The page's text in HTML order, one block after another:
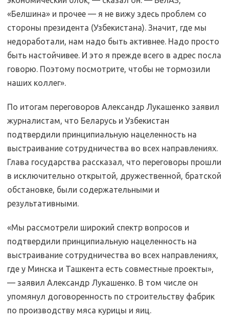
«Белшина» и прочее — я не вижу здесь проблем со
стороны президента (Узбекистана). Значит, где мы
недоработали, нам надо быть активнее. Надо просто
быть настойчивее. И это я прежде всего в адрес посла
говорю. Поэтому посмотрите, чтобы не тормозили
наших коллег».
По итогам переговоров Александр Лукашенко заявил
журналистам, что Беларусь и Узбекистан
подтвердили принципиальную нацеленность на
выстраивание сотрудничества во всех направлениях.
Глава государства рассказал, что переговоры прошли
в исключительно открытой, дружественной, братской
обстановке, были содержательными и
результативными.
«Мы рассмотрели широкий спектр вопросов и
подтвердили принципиальную нацеленность на
выстраивание сотрудничества во всех направлениях,
где у Минска и Ташкента есть совместные проекты»,
— заявил Александр Лукашенко. В том числе он
упомянул договоренность по строительству фабрик
по производству мяса курицы и яиц.